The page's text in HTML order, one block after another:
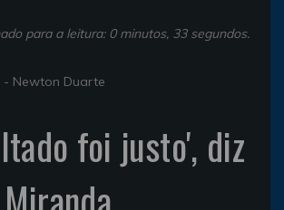
para a leitura: 0 minutos, 33 segundos.
- Newton Duarte
foi justo', diz